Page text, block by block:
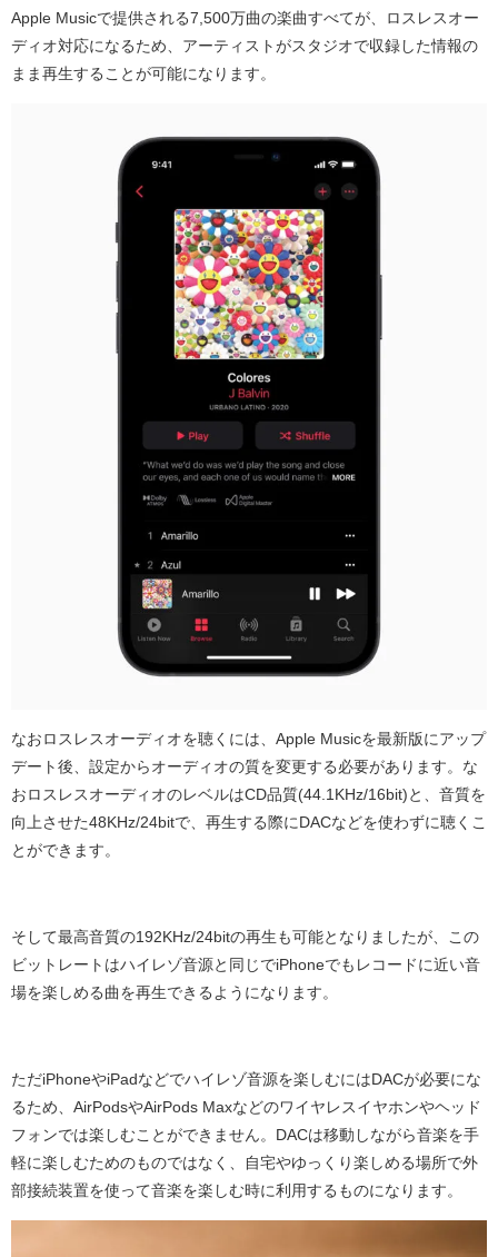
Apple Musicで提供される7,500万曲の楽曲すべてが、ロスレスオー
ディオ対応になるため、アーティストがスタジオで収録した情報の
まま再生することが可能になります。
なおロスレスオーディオを聴くには、 Apple Musicを最新版にアップ
デート後、設定からオーディオの質を変更する必要があります。な
おロスレスオーディオのレベルはCD品質(44.1KHz/16bit) と、音質を
向上させた48KHz/24bitで、再生する際に DACなどを使わずに聴くこ
とができます。
そして最高音質の192KHz/24bitの再生も可能となりましたが、この
ビットレートはハイレゾ音源と同じでiPhoneでもレコードに近い音
場を楽しめる曲を再生できるようになります。
ただiPhoneやiPadなどでハイレゾ音源を楽しむにはDACが必要にな
るため、 AirPodsやAirPods Maxなどのワイヤレスイヤホンやヘッド
フォンでは楽しむことができません。 DACは移動しながら音楽を手
軽に楽しむためのものではなく、自宅やゆっくり楽しめる場所で外
部接続装置を使って音楽を楽しむ時に利用するものになります。